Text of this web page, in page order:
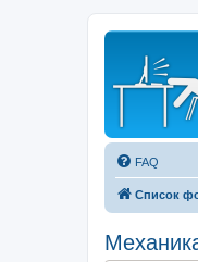
FAQ
Список